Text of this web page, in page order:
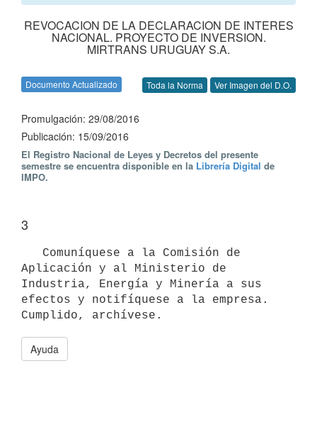
REVOCACION DE LA DECLARACION DE INTERES
NACIONAL. PROYECTO DE INVERSION.
MIRTRANS URUGUAY S.A.
Documento Actualizado Toda la Norma Ver Imagen del D.O.
Promulgación: 29/08/2016
Publicación: 15/09/2016
El Registro Nacional de Leyes y Decretos del presente
semestre se encuentra disponible en la Librería Digital de
IMPO.
3
Aplicación y al Ministerio de
Industria, Energía y Minería a sus
efectos y notifíquese a la empresa.
Ayuda